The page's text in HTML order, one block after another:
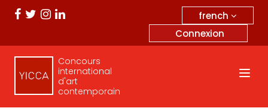
french
Connexion
Concours
international
d'art
contemporain